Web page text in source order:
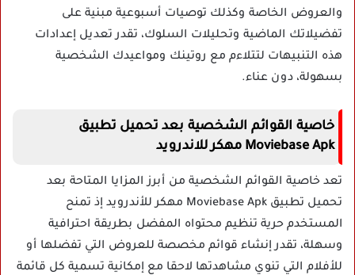
والعروض الخاصة وكذلك توصيات أسبوعية مبنية على
تفضيلاتك الماضية وتحليلات السلوك، تقدر تعديل إعدادات
هذه التنبيهات لتتلاءم مع روتينك ومواعيدك الشخصية
بسهولة، دون عناء.
خاصية القوائم الشخصية بعد تحميل تطبيق
Moviebase Apk مهكر للاندرويد
تعد خاصية القوائم الشخصية من أبرز المزايا المتاحة بعد
تحميل تطبيق Moviebase Apk مهكر للأندرويد إذ تمنح
المستخدم حرية تنظيم محتواه المفضل بطريقة احترافية
وسهلة، تقدر إنشاء قوائم مخصصة للعروض التي تفضلها أو
للأفلام التي تنوي مشاهدتها لاحقا مع إمكانية تسمية كل قائمة